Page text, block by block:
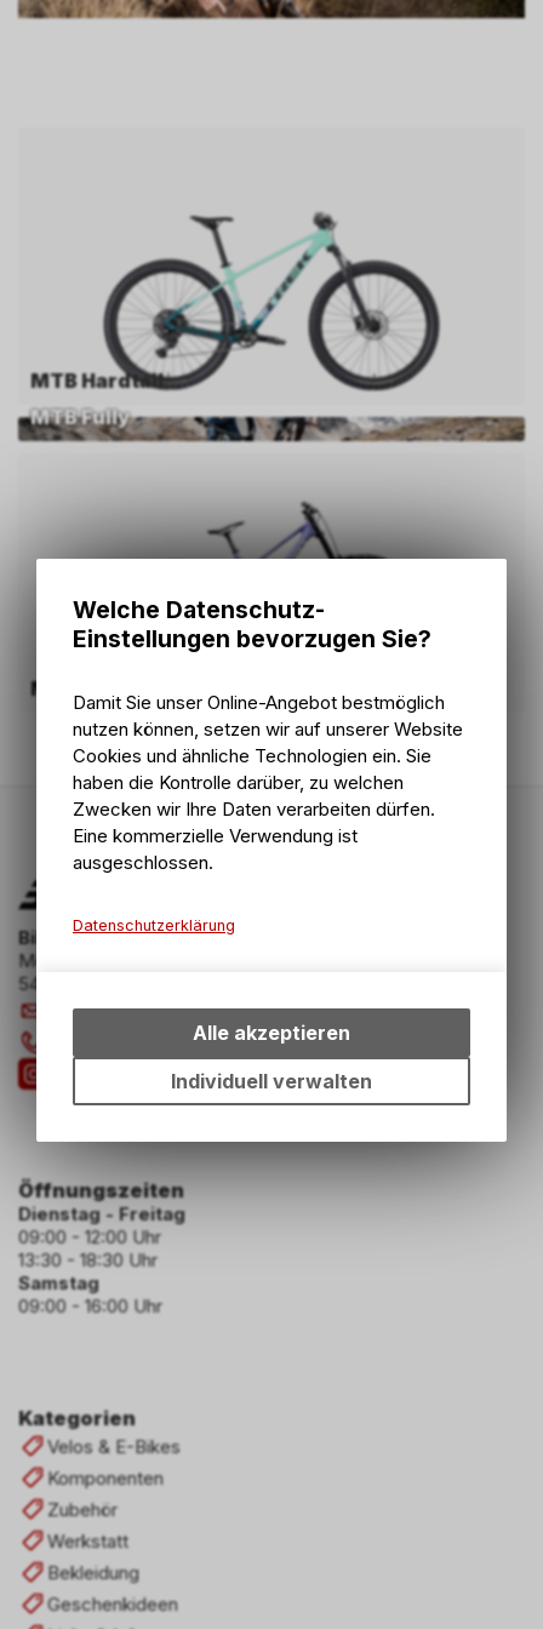
MTB Hardtail
MTB Fully
MTB Downhill
Bike Zone AG
Mellingerstrasse 58
5400 Baden
info@bikezone.ch
Kategorien
Velos & E-Bikes
Komponenten
Zubehör
Werkstatt
Bekleidung
Geschenkideen
Öffnungszeiten
Dienstag - Freitag
09:00 - 12:00 Uhr
13:30 - 18:30 Uhr
Samstag
09:00 - 16:00 Uhr
Welche Datenschutz-
Einstellungen bevorzugen Sie?
Damit Sie unser Online-Angebot bestmöglich
nutzen können, setzen wir auf unserer Website
Cookies und ähnliche Technologien ein. Sie
haben die Kontrolle darüber, zu welchen
Zwecken wir Ihre Daten verarbeiten dürfen.
Eine kommerzielle Verwendung ist
ausgeschlossen.
Datenschutzerklärung
bestimmte Interaktionen und
Einstellungen auf Ihrem Gerät,
um die grundlegenden
Funktionen unseres Online-
Alle akzeptieren
Individuell verwalten